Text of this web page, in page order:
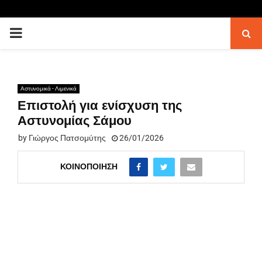
PRIMARY
Αστυνομικά - Λιμενικά
Επιστολή για ενίσχυση της
Αστυνομίας Σάμου
by Γιώργος Πατσομύτης 26/01/2026
ΚΟΙΝΟΠΟΊΗΣΗ